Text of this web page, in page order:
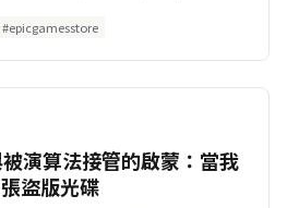
#epicgamesstore
演算法接管的啟蒙：當我
盜版光碟